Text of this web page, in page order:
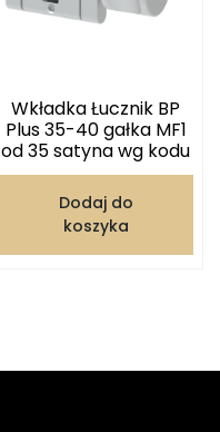
Wkładka Łucznik BP
Plus 35-40 gałka MF1
od 35 satyna wg kodu
Dodaj do
koszyka